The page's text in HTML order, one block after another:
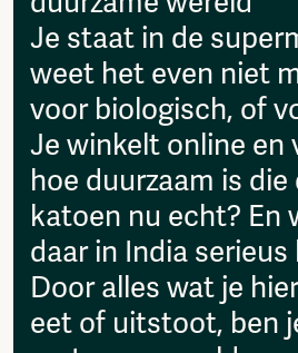
Fragmenta
Vrij Beton
Vrije Ruimte festival
AADE
AA Talks
Ringfeest
AA Academy
Members
Log in to portal
CMS for venues
Je staat in de
weet het even niet
voor biologisch, of
Je winkelt online en
hoe duurzaam is die
katoen nu echt? En
daar in India serieus
Door alles wat je
eet of uitstoot, ben